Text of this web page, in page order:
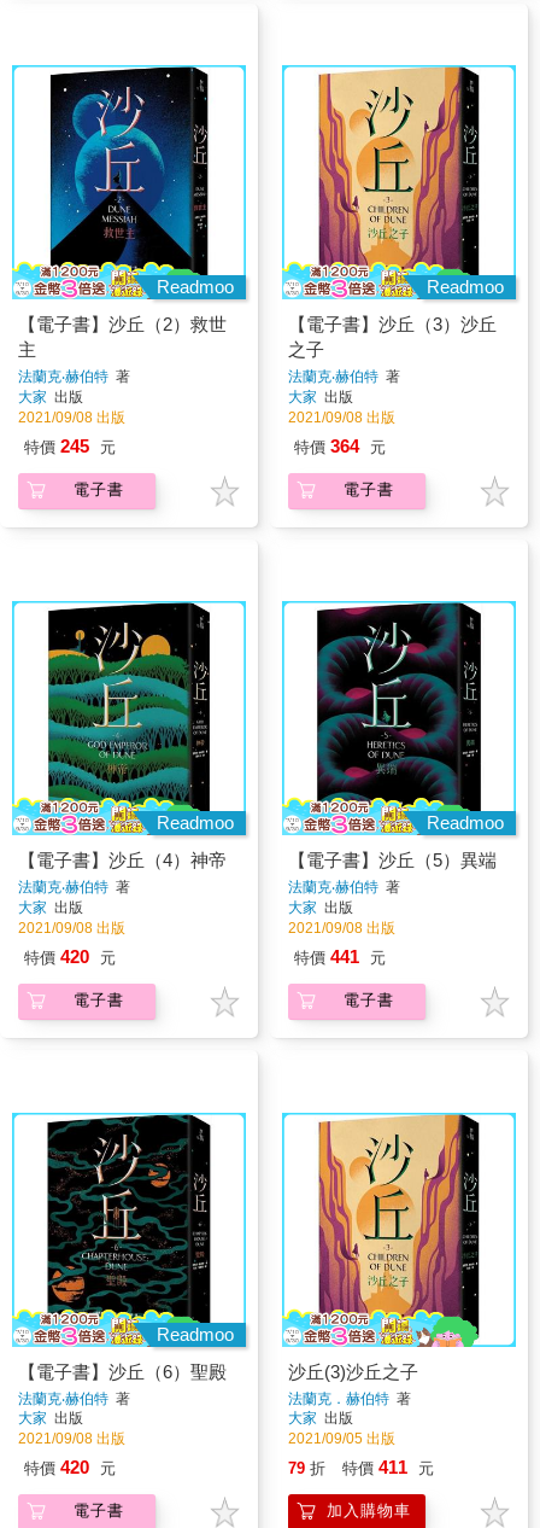
Readmoo
【電子書】沙丘（2）救世
主
法蘭克‧赫伯特 著
大家 出版
2021/09/08 出版
特價 245 元
電子書
Readmoo
【電子書】沙丘（3）沙丘
之子
法蘭克‧赫伯特 著
大家 出版
2021/09/08 出版
特價 364 元
電子書
Readmoo
【電子書】沙丘（4）神帝
法蘭克‧赫伯特 著
大家 出版
2021/09/08 出版
特價 420 元
電子書
Readmoo
【電子書】沙丘（5）異端
法蘭克‧赫伯特 著
大家 出版
2021/09/08 出版
特價 441 元
電子書
Readmoo
【電子書】沙丘（6）聖殿
法蘭克‧赫伯特 著
大家 出版
2021/09/08 出版
特價 420 元
電子書
沙丘(3)沙丘之子
法蘭克．赫伯特 著
大家 出版
2021/09/05 出版
79 折 特價 411 元
加入購物車